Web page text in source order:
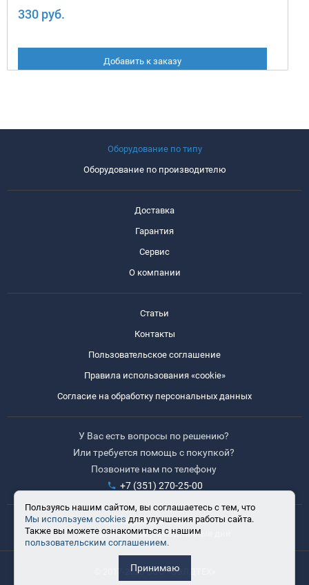
330 руб.
Добавить к заказу
Оборудование по типу
Оборудование по производителю
Доставка
Гарантия
Сервис
О компании
Статьи
Контакты
Пользовательское соглашение
Правила использования «cookie»
Согласие на обработку персональных данных
У Вас есть вопросы по решению?
Или требуется помощь с покупкой?
Позвоните нам по телефону
+7 (351) 270-25-00
Время работы: 8:30-17:30
Выходные: сб, вс, праздничные дни
© 2017-2025 ООО «ВЭЛДТЕХ»
Пользуясь нашим сайтом, вы соглашаетесь с тем, что
Мы используем cookies для улучшения работы сайта.
Также вы можете ознакомиться с нашим
пользовательским соглашением.
Принимаю